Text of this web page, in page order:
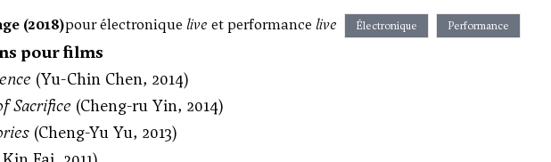
(2018)pour électronique live et performance live Électronique Performance
pour films
(Yu-Chin Chen, 2014)
Sacrifice (Cheng-ru Yin, 2014)
(Cheng-Yu Yu, 2013)